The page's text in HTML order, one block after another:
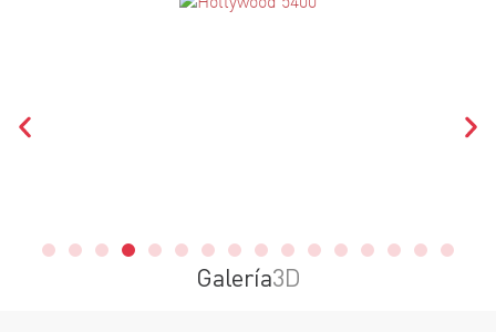
Galería3D